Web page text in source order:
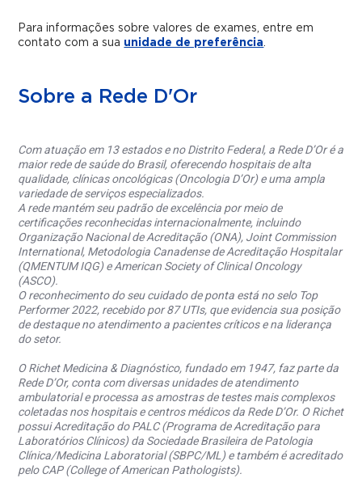
Para informações sobre valores de exames, entre em
contato com a sua unidade de preferência.
Sobre a Rede D'Or
Com atuação em 13 estados e no Distrito Federal, a Rede D’Or é a
maior rede de saúde do Brasil, oferecendo hospitais de alta
qualidade, clínicas oncológicas (Oncologia D’Or) e uma ampla
variedade de serviços especializados.
A rede mantém seu padrão de excelência por meio de
certificações reconhecidas internacionalmente, incluindo
Organização Nacional de Acreditação (ONA), Joint Commission
International, Metodologia Canadense de Acreditação Hospitalar
(QMENTUM IQG) e American Society of Clinical Oncology
(ASCO).
O reconhecimento do seu cuidado de ponta está no selo Top
Performer 2022, recebido por 87 UTIs, que evidencia sua posição
de destaque no atendimento a pacientes críticos e na liderança
do setor.
O Richet Medicina & Diagnóstico, fundado em 1947, faz parte da
Rede D’Or, conta com diversas unidades de atendimento
ambulatorial e processa as amostras de testes mais complexos
coletadas nos hospitais e centros médicos da Rede D’Or. O Richet
possui Acreditação do PALC (Programa de Acreditação para
Laboratórios Clínicos) da Sociedade Brasileira de Patologia
Clínica/Medicina Laboratorial (SBPC/ML) e também é acreditado
pelo CAP (College of American Pathologists).